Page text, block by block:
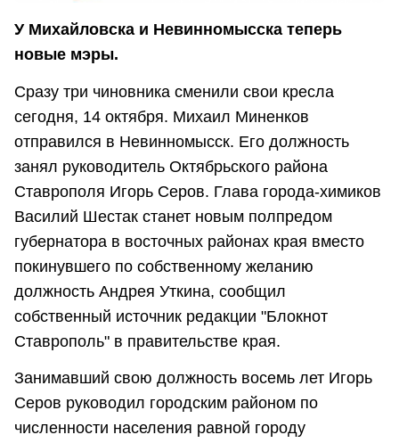
У Михайловска и Невинномысска теперь
новые мэры.
Сразу три чиновника сменили свои кресла
сегодня, 14 октября. Михаил Миненков
отправился в Невинномысск. Его должность
занял руководитель Октябрьского района
Ставрополя Игорь Серов. Глава города-химиков
Василий Шестак станет новым полпредом
губернатора в восточных районах края вместо
покинувшего по собственному желанию
должность Андрея Уткина, сообщил
собственный источник редакции "Блокнот
Ставрополь" в правительстве края.
Занимавший свою должность восемь лет Игорь
Серов руководил городским районом по
численности населения равной городу